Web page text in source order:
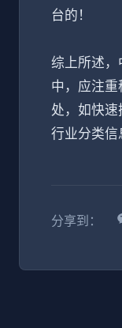
台的！
综上所述
中，应注
处，如快
行业分类信
分享到：